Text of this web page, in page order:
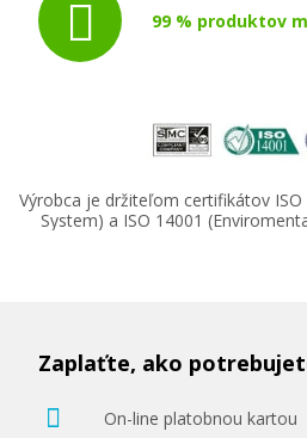
99 % produktov
Výrobca je držiteľom certifikátov
System) a ISO 14001
Zaplaťte, ako
On-line platobnou kartou